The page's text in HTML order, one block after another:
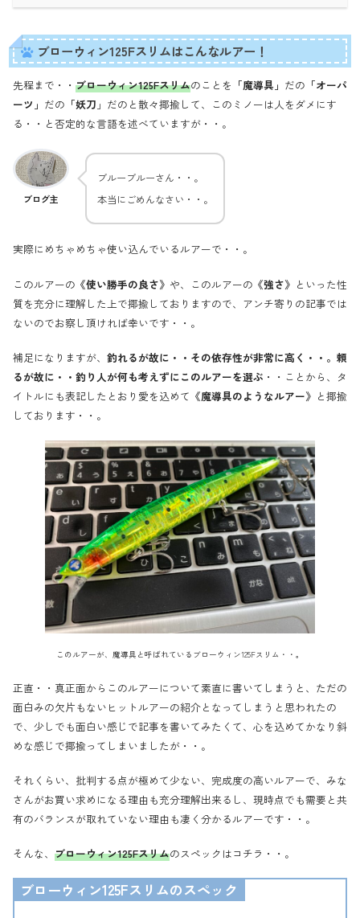
ブローウィン125Fスリムはこんなルアー！
先程まで・・ ブローウィン125Fスリムのことを 「魔導具」 だの 「オーパ
ーツ」 だの 「妖刀 」だのと散々揶揄して、このミノーは人をダメにす
る・・と否定的な言語を述べていますが・・。
ブログ主
ブルーブルーさん・・。
本当にごめんなさい・・。
実際にめちゃめちゃ使い込んでいるルアーで・・。
このルアーの 《使い勝手の良さ》 や、このルアーの 《強さ》 といった性
質を充分に理解した上で揶揄しておりますので、アンチ寄りの記事では
ないのでお察し頂ければ幸いです・・。
補足になりますが、 釣れるが故に・・その依存性が非常に高く・・。頼
るが故に・・釣り人が何も考えずにこのルアーを選ぶ ・・ことから、タ
イトルにも表記したとおり愛を込めて 《魔導具のようなルアー》 と揶揄
しております・・。
このルアーが、魔導具と呼ばれているブローウィン125Fスリム・・。
正直・・真正面からこのルアーについて素直に書いてしまうと、ただの
面白みの欠片もないヒットルアーの紹介となってしまうと思われたの
で、少しでも面白い感じで記事を書いてみたくて、心を込めてかなり斜
めな感じで揶揄ってしまいましたが・・。
それくらい、批判する点が極めて少ない、完成度の高いルアーで、みな
さんがお買い求めになる理由も充分理解出来るし、現時点でも需要と共
有のバランスが取れていない理由も凄く分かるルアーです・・。
そんな、 ブローウィン125Fスリムのスペックはコチラ・・。
ブローウィン125Fスリムのスペック